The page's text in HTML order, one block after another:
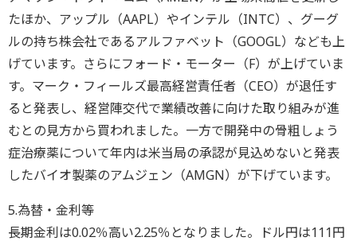
たほか、アップル（AAPL）やインテル（INTC）、グーグ
ルの持ち株会社であるアルファベット（GOOGL）なども上
げています。さらにフォード・モーター（F）が上げていま
す。マーク・フィールズ最高経営責任者（CEO）が退任す
ると発表し、経営陣交代で業績改善に向けた取り組みが進
むとの見方から買われました。一方で開発中の骨粗しょう
症治療薬について年内は米当局の承認が見込めないと発表
したバイオ製薬のアムジェン（AMGN）が下げています。
5.為替・金利等
長期金利は0.02％高い2.25％となりました。ドル円は111円